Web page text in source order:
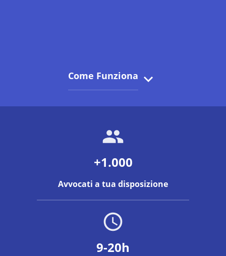
Come Funziona
+1.000
Avvocati a tua disposizione
9-20h